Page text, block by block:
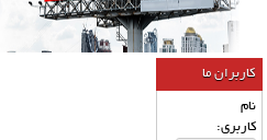
کاربران ما
نام
كاربری: